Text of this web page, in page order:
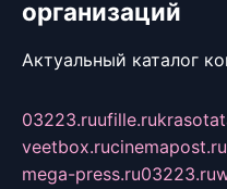
организаций
Актуальный каталог
03223.ruufille.ru
veetbox.rucinemapost.ru
mega-press.ru03223.ru